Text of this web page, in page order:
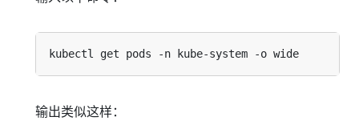
输出类似这样：